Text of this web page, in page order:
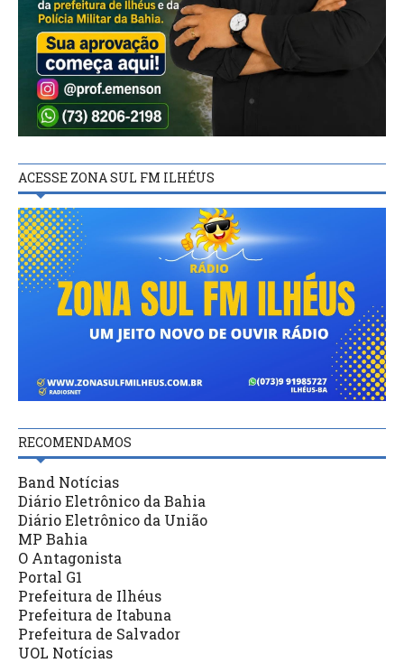
ACESSE ZONA SUL FM ILHÉUS
RECOMENDAMOS
Band Notícias
Diário Eletrônico da Bahia
Diário Eletrônico da União
MP Bahia
O Antagonista
Portal G1
Prefeitura de Ilhéus
Prefeitura de Itabuna
Prefeitura de Salvador
UOL Notícias